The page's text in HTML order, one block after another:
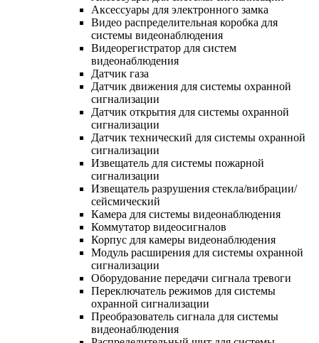
Аксессуары для электронного замка
Видео распределительная коробка для
системы видеонаблюдения
Видеорегистратор для систем
видеонаблюдения
Датчик газа
Датчик движения для системы охранной
сигнализации
Датчик открытия для системы охранной
сигнализации
Датчик технический для системы охранной
сигнализации
Извещатель для системы пожарной
сигнализации
Извещатель разрушения стекла/вибрации/
сейсмический
Камера для системы видеонаблюдения
Коммутатор видеосигналов
Корпус для камеры видеонаблюдения
Модуль расширения для системы охранной
сигнализации
Оборудование передачи сигнала тревоги
Переключатель режимов для системы
охранной сигнализации
Преобразователь сигнала для системы
видеонаблюдения